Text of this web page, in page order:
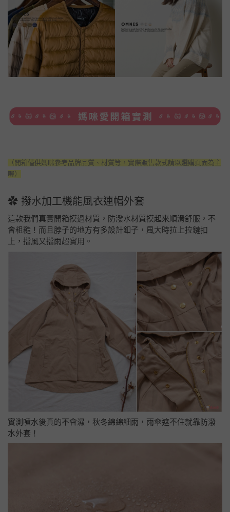
（開箱僅供媽咪參考品牌品質、材質等，實際販售款式請以選購頁面為主
喔）
✿ 撥水加工機能風衣連帽外套
這款我們真實開箱摸過材質，防潑水材質摸起來順滑舒服，不
會粗糙！而且脖子的地方有多設計釦子，風大時拉上拉鏈扣
上，擋風又擋雨超實用。
實測噴水後真的不會濕，秋冬綿綿細雨，雨傘遮不住就靠防潑
水外套！